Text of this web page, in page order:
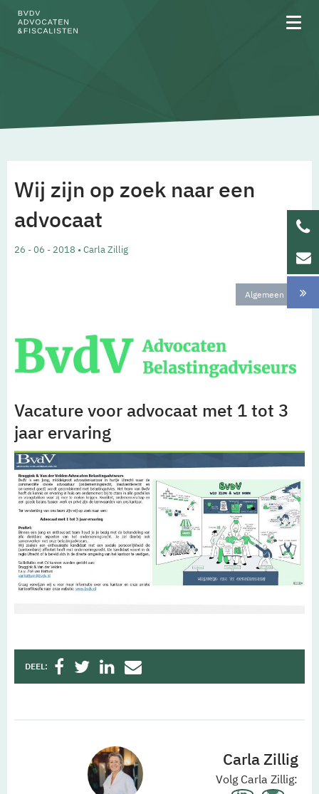
Werken bij
Wij zijn op zoek naar een
advocaat
26 - 06 - 2018 • Carla Zillig
Algemeen
Vacature voor advocaat met 1 tot 3
jaar ervaring
DEEL:
Carla Zillig
Volg Carla Zillig: